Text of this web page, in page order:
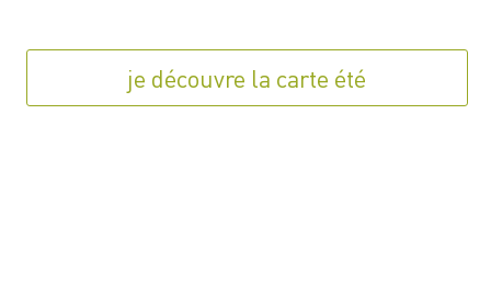
je découvre la carte été